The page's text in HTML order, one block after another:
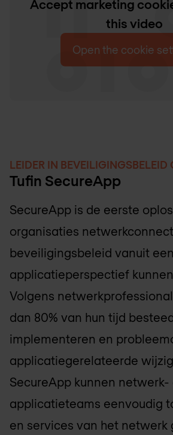
Accept marketing
this video
Open the cookie
LEIDER IN BEVEILIGINGSBELEID
Tufin SecureApp
SecureApp is de eerste
organisaties
beveiligingsbeleid vanuit een
applicatieperspectief
Volgens
dan 80% van hun tijd
implementeren en
applicatiegerelateerde
SecureApp kunnen netwerk-
applicatieteams eenvoudig
en services van het netwerk